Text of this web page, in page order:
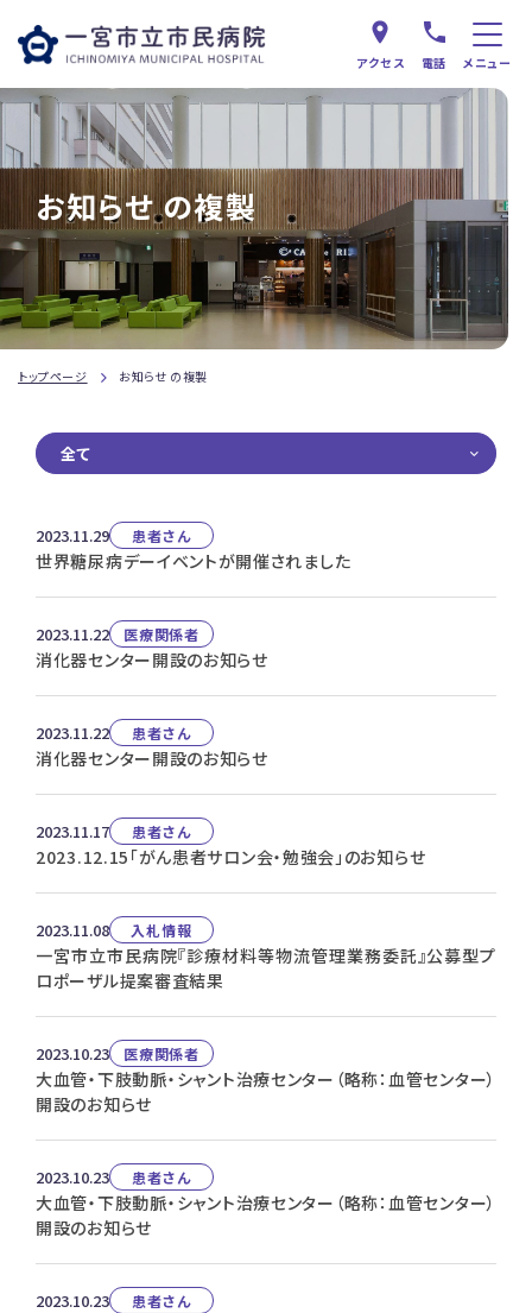
アクセス 電話 メニュー
お知らせ の複製
トップページ お知らせ の複製
2023.11.29 患者さん
世界糖尿病デーイベントが開催されました
2023.11.22 医療関係者
消化器センター開設のお知らせ
2023.11.22 患者さん
消化器センター開設のお知らせ
2023.11.17 患者さん
2023.12.15「がん患者サロン会・勉強会」のお知らせ
2023.11.08 入札情報
一宮市立市民病院『診療材料等物流管理業務委託』公募型プ
ロポーザル提案審査結果
2023.10.23 医療関係者
大血管・下肢動脈・シャント治療センター（略称：血管センター）
開設のお知らせ
2023.10.23 患者さん
大血管・下肢動脈・シャント治療センター（略称：血管センター）
開設のお知らせ
2023.10.23 患者さん